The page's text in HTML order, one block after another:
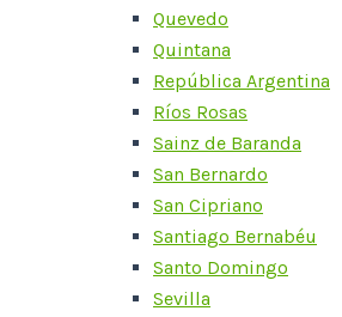
Quevedo
Quintana
República Argentina
Ríos Rosas
Sainz de Baranda
San Bernardo
San Cipriano
Santiago Bernabéu
Santo Domingo
Sevilla